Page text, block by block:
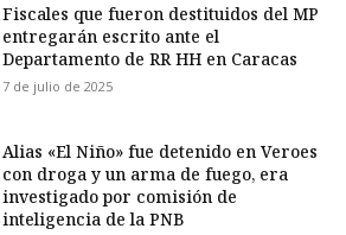
Fiscales que fueron destituidos del MP
entregarán escrito ante el
Departamento de RR HH en Caracas
7 de julio de 2025
Alias «El Niño» fue detenido en Veroes
con droga y un arma de fuego, era
investigado por comisión de
inteligencia de la PNB